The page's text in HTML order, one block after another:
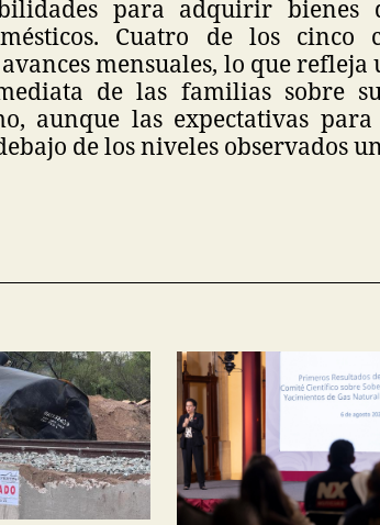
para adquirir bienes
Cuatro de los cinco
mensuales, lo que refleja
de las familias sobre
aunque las expectativas
de los niveles observados